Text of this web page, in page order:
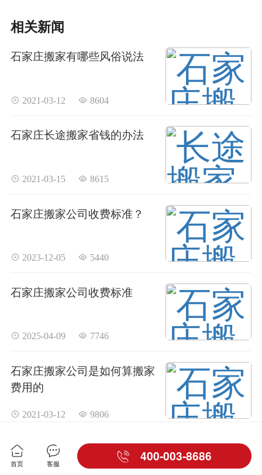
相关新闻
石家庄搬家有哪些风俗说法
 2021-03-12  8604
石家庄长途搬家省钱的办法
 2021-03-15  8615
石家庄搬家公司收费标准？
 2023-12-05  5440
石家庄搬家公司收费标准
 2025-04-09  7746
石家庄搬家公司是如何算搬家
费用的
 2021-03-12  9806
首页 客服 400-003-8686